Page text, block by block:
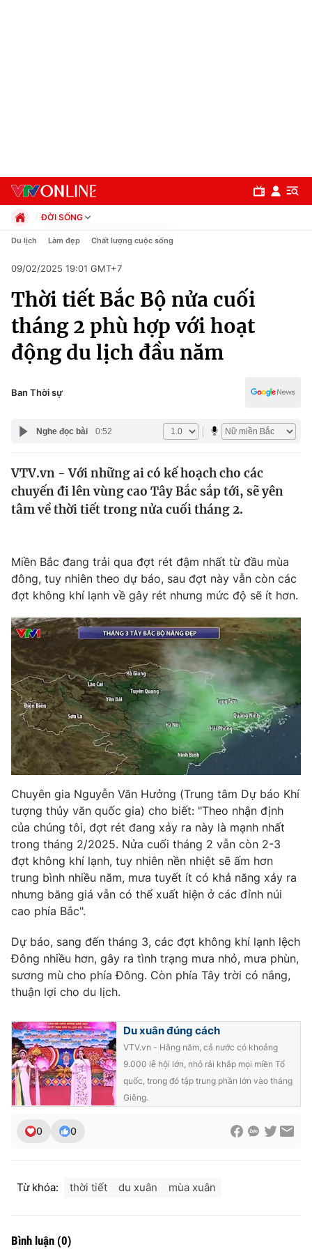
Chuyên mục
Chính trị
Xã hội
Pháp luật
Y tế
Thế giới
Tin tức
Câu chuyện quốc tế
Kinh tế
Thị trường
Góc doanh nghiệp
Dữ liệu và đời sống
Truyền hình
Phim VTV
Hậu trường
Nhân vật
Khán giả
Giải sao mai
Giải trí
Điện ảnh
Âm nhạc
Sao
Đời sống
Du lịch
Làm đẹp
Chất lượng cuộc sống
Giáo dục
Tuyển sinh
Học trực tuyến
Công nghệ
Hitech Công nghệ tương lai
Sản phẩm
Thị trường
Tư vấn
Giao lưu trực tuyến
Lịch phát sóng
Chuyên mục khác
Emagazine
Photo Infographic
Video
VTV Money VTV Thể thao
VTV Sức khoẻ Bất động sản
Tấm lòng Việt
Liên hệ tòa soạn
ĐỜI SỐNG
Chính trị
Pháp luật
Kinh tế
Thể thao
Truyền hình
Văn hóa - Giải trí
Y tế
Công nghệ
Du lịch Làm đẹp Chất lượng cuộc sống
09/02/2025 19:01 GMT+7
Thời tiết Bắc Bộ nửa cuối
tháng 2 phù hợp với hoạt
động du lịch đầu năm
Ban Thời sự
Nghe đọc bài 0:52
VTV.vn - Với những ai có kế hoạch cho các
chuyến đi lên vùng cao Tây Bắc sắp tới, sẽ yên
tâm về thời tiết trong nửa cuối tháng 2.
Miền Bắc đang trải qua đợt rét đậm nhất từ đầu mùa
đông, tuy nhiên theo dự báo, sau đợt này vẫn còn các
đợt không khí lạnh về gây rét nhưng mức độ sẽ ít hơn.
Chuyên gia Nguyễn Văn Hưởng (Trung tâm Dự báo Khí
tượng thủy văn quốc gia) cho biết: "Theo nhận định
của chúng tôi, đợt rét đang xảy ra này là mạnh nhất
trong tháng 2/2025. Nửa cuối tháng 2 vẫn còn 2-3
đợt không khí lạnh, tuy nhiên nền nhiệt sẽ ấm hơn
trung bình nhiều năm, mưa tuyết ít có khả năng xảy ra
nhưng băng giá vẫn có thể xuất hiện ở các đỉnh núi
cao phía Bắc".
Dự báo, sang đến tháng 3, các đợt không khí lạnh lệch
Đông nhiều hơn, gây ra tình trạng mưa nhỏ, mưa phùn,
sương mù cho phía Đông. Còn phía Tây trời có nắng,
thuận lợi cho du lịch.
Du xuân đúng cách
VTV.vn - Hằng năm, cả nước có khoảng
9.000 lễ hội lớn, nhỏ rải khắp mọi miền Tổ
quốc, trong đó tập trung phần lớn vào tháng
Giêng.
0 0
Từ khóa: thời tiết du xuân mùa xuân
Bình luận (0)